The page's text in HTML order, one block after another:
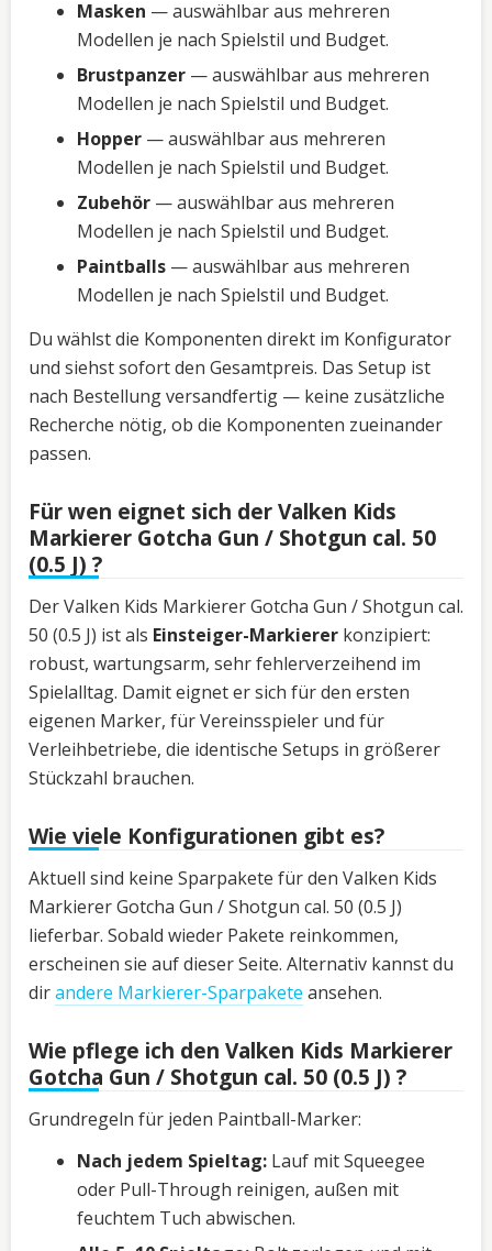
Masken — auswählbar aus mehreren
Modellen je nach Spielstil und Budget.
Brustpanzer — auswählbar aus mehreren
Modellen je nach Spielstil und Budget.
Hopper — auswählbar aus mehreren
Modellen je nach Spielstil und Budget.
Zubehör — auswählbar aus mehreren
Modellen je nach Spielstil und Budget.
Paintballs — auswählbar aus mehreren
Modellen je nach Spielstil und Budget.
Du wählst die Komponenten direkt im Konfigurator
und siehst sofort den Gesamtpreis. Das Setup ist
nach Bestellung versandfertig — keine zusätzliche
Recherche nötig, ob die Komponenten zueinander
passen.
Für wen eignet sich der Valken Kids
Markierer Gotcha Gun / Shotgun cal. 50
(0.5 J) ?
Der Valken Kids Markierer Gotcha Gun / Shotgun cal.
50 (0.5 J) ist als Einsteiger-Markierer konzipiert:
robust, wartungsarm, sehr fehlerverzeihend im
Spielalltag. Damit eignet er sich für den ersten
eigenen Marker, für Vereinsspieler und für
Verleihbetriebe, die identische Setups in größerer
Stückzahl brauchen.
Wie viele Konfigurationen gibt es?
Aktuell sind keine Sparpakete für den Valken Kids
Markierer Gotcha Gun / Shotgun cal. 50 (0.5 J)
lieferbar. Sobald wieder Pakete reinkommen,
erscheinen sie auf dieser Seite. Alternativ kannst du
dirandere Markierer-Sparpakete ansehen.
Wie pflege ich den Valken Kids Markierer
Gotcha Gun / Shotgun cal. 50 (0.5 J) ?
Grundregeln für jeden Paintball-Marker:
Nach jedem Spieltag: Lauf mit Squeegee
oder Pull-Through reinigen, außen mit
feuchtem Tuch abwischen.